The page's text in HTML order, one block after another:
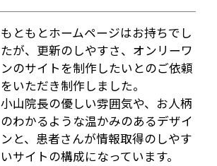
もともとホームページはお持ちでし
たが、更新のしやすさ、オンリーワ
ンのサイトを制作したいとのご依頼
をいただき制作しました。
小山院長の優しい雰囲気や、お人柄
のわかるような温かみのあるデザイ
ンと、患者さんが情報取得のしやす
いサイトの構成になっています。